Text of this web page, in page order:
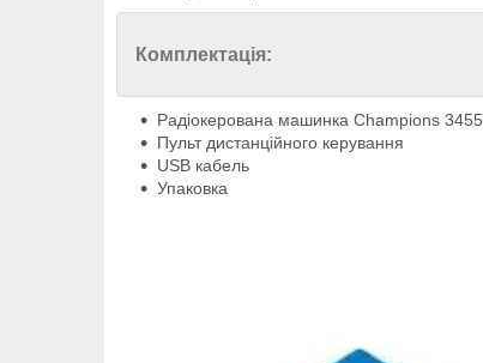
Комплектація:
Радіокерована машинка Champions 3455
Пульт дистанційного керування
USB кабель
Упаковка